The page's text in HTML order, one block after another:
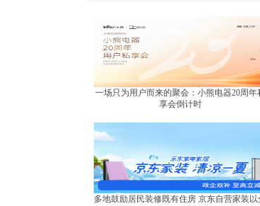
一场只为用户而来的聚会：小熊电器20周年
享会倒计时
多地鼓励居民装修既有住房 京东自营家装以